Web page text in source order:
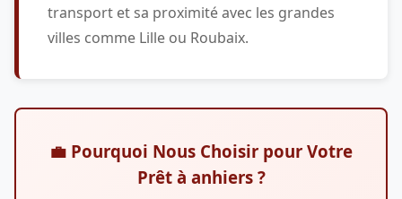
transport et sa proximité avec les grandes
villes comme Lille ou Roubaix.
💼 Pourquoi Nous Choisir pour Votre
Prêt à anhiers ?